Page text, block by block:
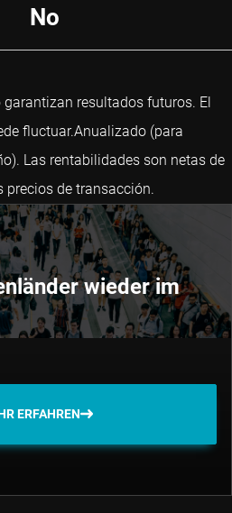
No
resultados futuros. El
fluctuar.Anualizado (para
Las rentabilidades son netas de
precios de transacción.
wieder im
ERFAHREN